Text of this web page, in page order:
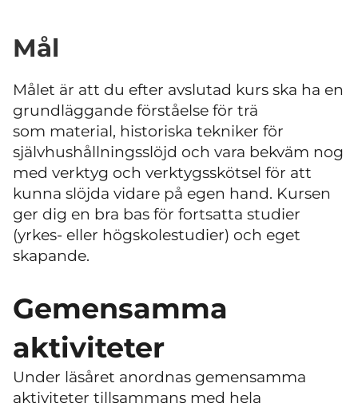
Mål
Målet är att du efter avslutad kurs ska ha en
grundläggande förståelse för trä
som material, historiska tekniker för
självhushållningsslöjd och vara bekväm nog
med verktyg och verktygsskötsel för att
kunna slöjda vidare på egen hand. Kursen
ger dig en bra bas för fortsatta studier
(yrkes- eller högskolestudier) och eget
skapande.
Gemensamma
aktiviteter
Under läsåret anordnas gemensamma
aktiviteter tillsammans med hela